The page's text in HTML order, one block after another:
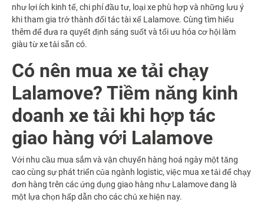
như lợi ích kinh tế, chi phí đầu tư, loại xe phù hợp và những lưu ý
khi tham gia trở thành đối tác tài xế Lalamove. Cùng tìm hiểu
thêm để đưa ra quyết định sáng suốt và tối ưu hóa cơ hội làm
giàu từ xe tải sẵn có.
Có nên mua xe tải chạy
Lalamove? Tiềm năng kinh
doanh xe tải khi hợp tác
giao hàng với Lalamove
Với nhu cầu mua sắm và vận chuyển hàng hoá ngày một tăng
cao cùng sự phát triển của ngành logistic, việc mua xe tải để chạy
đơn hàng trên các ứng dụng giao hàng như Lalamove đang là
một lựa chọn hấp dẫn cho các chủ xe hiện nay.